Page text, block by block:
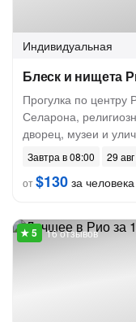
Индивидуальная
Блеск и нищета
Прогулка по
Селарона,
дворец, музеи и
Завтра в 08:00
29
от$130 за человека
16 отзывов